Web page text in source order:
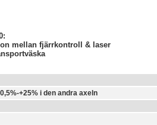
mellan fjärrkontroll & laser
+25% i den andra axeln